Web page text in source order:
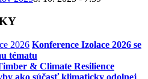
Konference Izolace 2026 se
tématu
& Climate Resilience
ako súčasť klimaticky odolnej